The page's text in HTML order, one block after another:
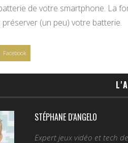
de votre smartphone. La
(un peu) votre batterie.
Facebook
STÉPHANE D'ANGELO
Expert jeux vidéo et tech